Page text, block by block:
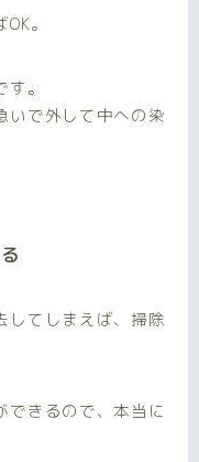
。
。
いで外して中への染
してしまえば、掃除
できるので、本当に